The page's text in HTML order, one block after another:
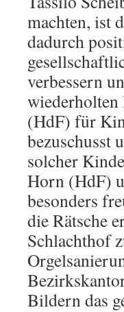
machten, ist
dadurch
verbessern
wiederholten
(HdF) für
bezuschusst
solcher
Horn (HdF)
besonders
die Rätsche
Schlachthof
Bildern das